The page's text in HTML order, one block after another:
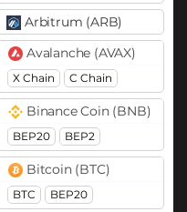
Arbitrum (ARB)
Avalanche (AVAX)
X Chain C Chain
Binance Coin (BNB)
BEP20 BEP2
Bitcoin (BTC)
BTC BEP20